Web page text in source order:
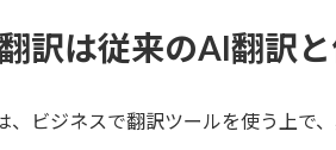
訳は従来のAI翻訳
ビジネスで翻訳ツールを使う上で